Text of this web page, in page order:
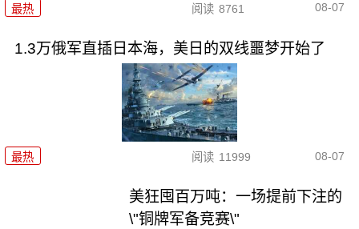
最热 阅读 8761 08-07
1.3万俄军直插日本海，美日的双线噩梦开始了
最热 阅读 11999 08-07
美狂囤百万吨：一场提前下注的
\"铜牌军备竞赛\"